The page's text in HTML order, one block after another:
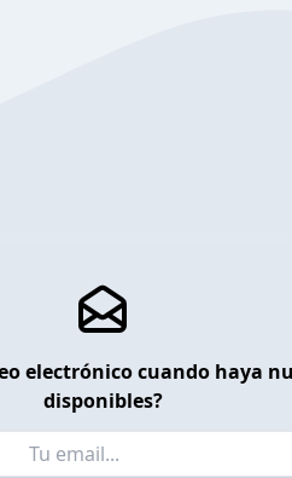
electrónico cuando haya
disponibles?